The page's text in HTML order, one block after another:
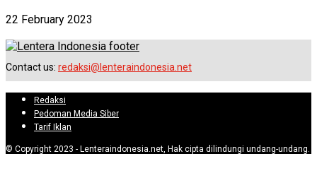
22 February 2023
Contact us: redaksi@lenteraindonesia.net
Redaksi
Pedoman Media Siber
Tarif Iklan
© Copyright 2023 - Lenteraindonesia.net, Hak cipta dilindungi undang-undang.